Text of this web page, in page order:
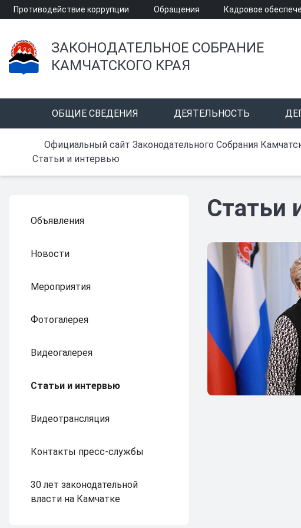
Противодействие коррупции Обращения Кадровое
ЗАКОНОДАТЕЛЬНОЕ СОБРАНИЕ
КАМЧАТСКОГО КРАЯ
ОБЩИЕ СВЕДЕНИЯ ДЕЯТЕЛЬНОСТЬ
Официальный сайт Законодательного Собрания
Статьи и интервью
Объявления
Новости
Мероприятия
Фотогалерея
Видеогалерея
Статьи и интервью
Видеотрансляция
Контакты пресс-службы
30 лет законодательной
власти на Камчатке
Статьи